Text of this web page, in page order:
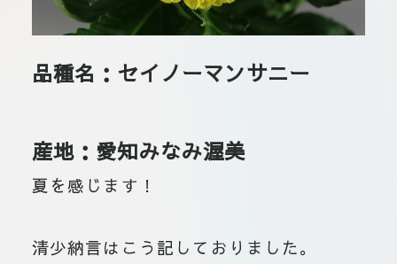
品種名：セイノーマンサニー
産地：愛知みなみ渥美
夏を感じます！
清少納言はこう記しておりました。
EN
shokubutsu zufu
facebook